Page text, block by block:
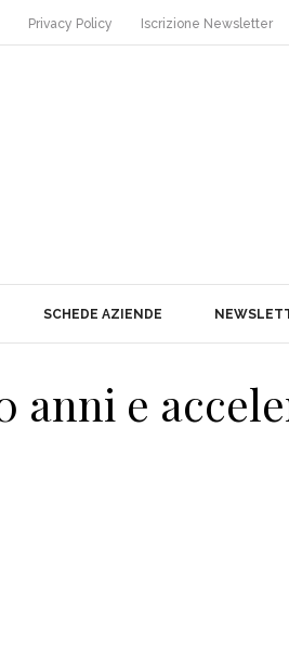
Privacy Policy Iscrizione Newsletter
SCHEDE AZIENDE
anni e